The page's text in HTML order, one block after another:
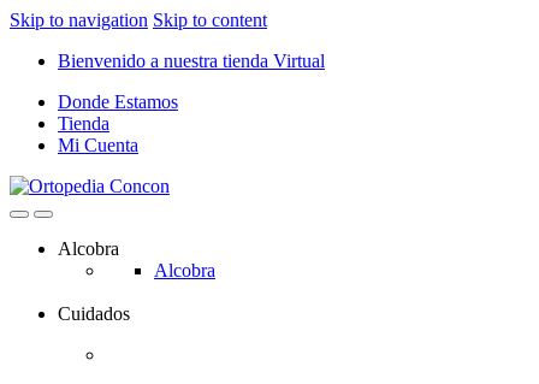
Skip to navigation Skip to content
Bienvenido a nuestra tienda Virtual
Donde Estamos
Tienda
Mi Cuenta
Alcobra
Alcobra
Cuidados